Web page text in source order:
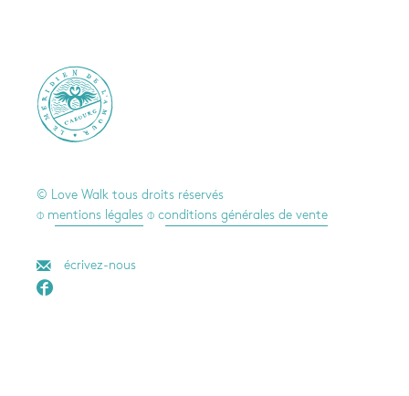

© Love Walk tous droits réservés
⌽ mentions légales ⌽ conditions générales de vente
écrivez-nous